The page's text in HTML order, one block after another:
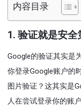
内容目录
1. 验证就是安全
Google的验证其实是
你登录Google账户的
图片验证？这其实是
人在尝试登录你的账